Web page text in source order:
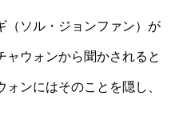
（ソル・ジョンファン）が
ャウォンから聞かされると
ンにはそのことを隠し、